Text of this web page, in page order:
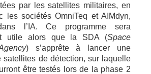
par les satellites militaires, en
les sociétés OmniTeq et AIMdyn,
l’IA. Ce programme sera
utile alors que la SDA (Space
) s’apprête à lancer une
satellites de détection, sur laquelle
être testés lors de la phase 2